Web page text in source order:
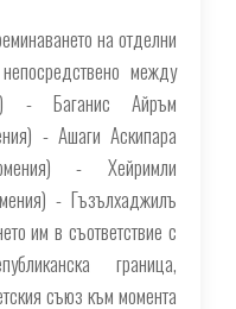
на отделни
между
- Баганис Айръм
- Ашаги Аскипара
- Хейримли
- Гъзълхаджилъ
им в съответствие с
граница,
съюз към момента